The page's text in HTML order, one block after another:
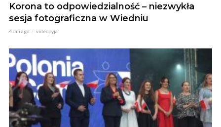
Korona to odpowiedzialność – niezwykła
sesja fotograficzna w Wiedniu
4 dni ago videopyja